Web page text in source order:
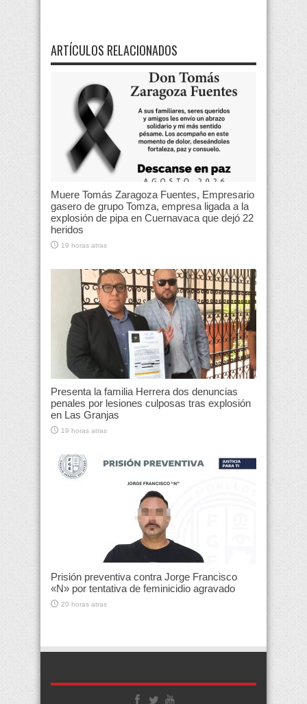
ARTÍCULOS RELACIONADOS
Muere Tomás Zaragoza Fuentes, Empresario
gasero de grupo Tomza, empresa ligada a la
explosión de pipa en Cuernavaca que dejó 22
heridos
19 horas atras
Presenta la familia Herrera dos denuncias
penales por lesiones culposas tras explosión
en Las Granjas
19 horas atras
Prisión preventiva contra Jorge Francisco
«N» por tentativa de feminicidio agravado
20 horas atras